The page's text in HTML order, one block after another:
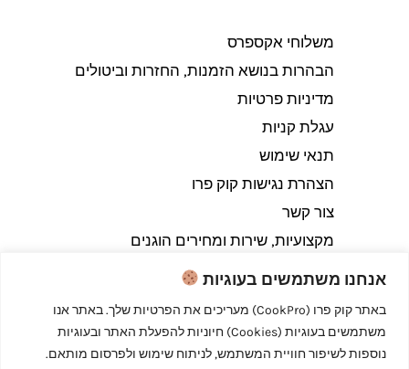
אנחנו משתמשים בעוגיות
באתר קוק פרו (CookPro) מעריכים את הפרטיות שלך. באתר אנו
משתמשים בעוגיות (Cookies) חיוניות להפעלת האתר ובעוגיות
נוספות לשיפור חוויית המשתמש, לניתוח שימוש ולפרסום מותאם.
משלוחי אקספרס
הבהרות בנושא הזמנות, החזרות וביטולים​
מדיניות פרטיות
עגלת קניות
תנאי שימוש
הצהרת נגישות קוק פרו
צור קשר
מקצועיות, שירות ומחירים הוגנים
Copyright © 2026 קוק פרו - לבשל כמו מקצוענים